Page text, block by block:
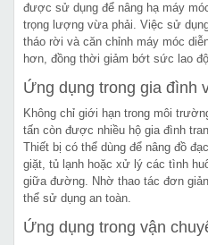
được sử dụng để nâng hạ máy
trọng lượng vừa phải. Việc sử
tháo rời và căn chỉnh máy móc
hơn, đồng thời giảm bớt sức lao
Ứng dụng trong gia đình
Không chỉ giới hạn trong môi
tấn còn được nhiều hộ gia đình
Thiết bị có thể dùng để nâng đồ
giặt, tủ lạnh hoặc xử lý các tình
giữa đường. Nhờ thao tác đơn
thể sử dụng an toàn.
Ứng dụng trong vận